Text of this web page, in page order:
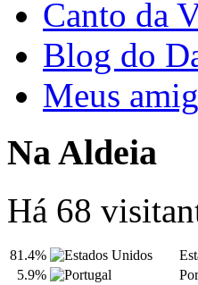
Canto da
Blog do
Meus
Na Aldeia
Há 68
81.4%
5.9%